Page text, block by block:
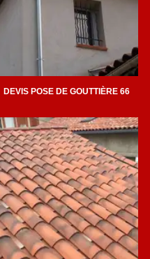
DEVIS POSE DE GOUTTIÈRE 66